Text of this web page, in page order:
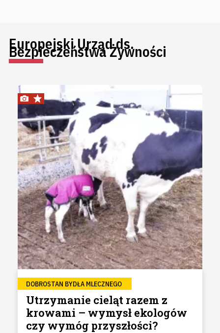
Europejski Urząd ds.
Bezpieczeństwa Żywności
DOBROSTAN BYDŁA MLECZNEGO
Utrzymanie cieląt razem z
krowami – wymysł ekologów
czy wymóg przyszłości?